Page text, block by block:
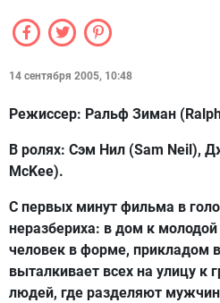
14 сентября 2005, 10:48
Режиссер: Ральф Зиман
В ролях: Сэм Нил (Sam Neil),
McKee).
С первых минут фильма в
неразбериха: в дом к
человек в форме, прикладом
выталкивает всех на улицу к
людей, где разделяют